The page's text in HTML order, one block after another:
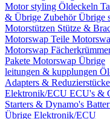
Motor styling Öldeckeln
& Übrige ZubehörÜbrige
Motorstützen Stütze &
Motorswap Teile
Motorswap
Pakete Motorswap Übrige
leitungen & kupplungen
Adapters & Reduzierstücke
Elektronik/ECU ECU's &
Starters & Dynamo's
Übrige Elektronik/ECU